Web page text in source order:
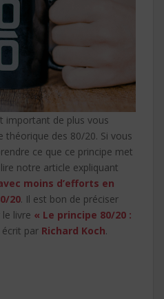
important de plus vous
théorique des 80/20. Si vous
ce que ce principe met
notre article expliquant
moins d’efforts en
20. Il est bon de préciser
livre « Le principe 80/20 :
écrit par Richard Koch.